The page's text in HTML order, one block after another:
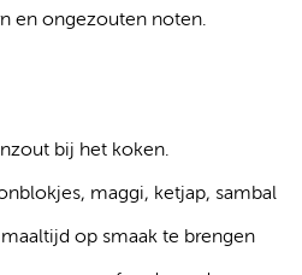
en ongezouten noten.
bij het koken.
maggi, ketjap, sambal
op smaak te brengen